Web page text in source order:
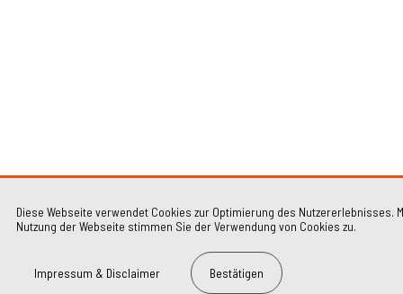
Diese Webseite verwendet Cookies zur Optimierung des Nutzererlebnisses.
Nutzung der Webseite stimmen Sie der Verwendung von Cookies zu.
Impressum & Disclaimer Bestätigen